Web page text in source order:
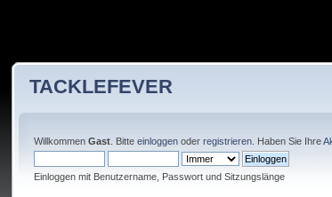
TACKLEFEVER
WillkommenGast . Bitteeinloggen oderregistrieren . Haben Sie Ihre
Einloggen mit Benutzername, Passwort und Sitzungslänge